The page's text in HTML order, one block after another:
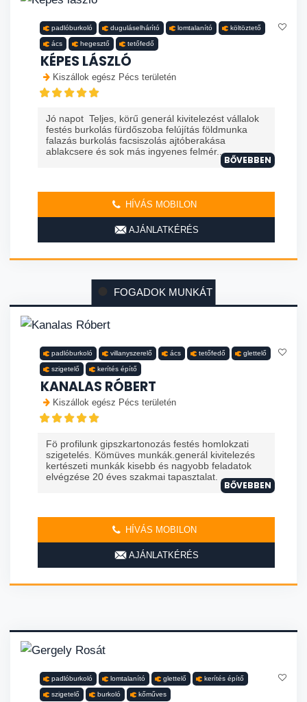
padlóburkoló duguláselhárító lomtalanító költöztető
ács hegesztő tetőfedő
KÉPES LÁSZLÓ
Kiszállok egész Pécs területén
Jó napot Teljes, körű generál kivitelezést vállalok
festés burkolás fürdőszoba felújítás földmunka
falazás burkolás facsiszolás ajtóberakása
ablakcsere és sok más ingyenes felmér...
BŐVEBBEN
HÍVÁS MOBILON
AJÁNLATKÉRÉS
FOGADOK MUNKÁT
padlóburkoló villanyszerelő ács tetőfedő glettelő
szigetelő kerítés építő
KANALAS RÓBERT
Kiszállok egész Pécs területén
Fö profilunk gipszkartonozás festés homlokzati
szigetelés. Kömüves munkák.generál kivitelezés
kertészeti munkák kisebb és nagyobb feladatok
elvégzése 20 éves szakmai tapasztalat. ...
BŐVEBBEN
HÍVÁS MOBILON
AJÁNLATKÉRÉS
padlóburkoló lomtalanító glettelő kerítés építő
szigetelő burkoló kőműves